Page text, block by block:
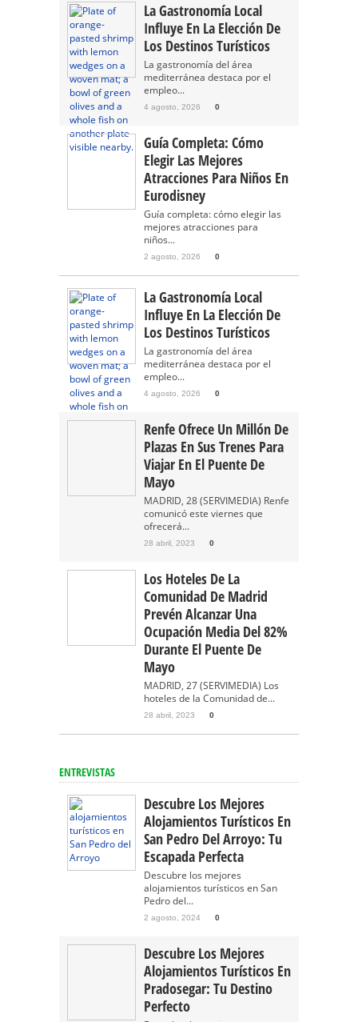
La Gastronomía Local
Influye En La Elección De
Los Destinos Turísticos
La gastronomía del área
mediterránea destaca por el
empleo...
4 agosto, 2026 0
Guía Completa: Cómo
Elegir Las Mejores
Atracciones Para Niños En
Eurodisney
Guía completa: cómo elegir las
mejores atracciones para
niños...
2 agosto, 2026 0
La Gastronomía Local
Influye En La Elección De
Los Destinos Turísticos
La gastronomía del área
mediterránea destaca por el
empleo...
4 agosto, 2026 0
Renfe Ofrece Un Millón De
Plazas En Sus Trenes Para
Viajar En El Puente De
Mayo
MADRID, 28 (SERVIMEDIA) Renfe
comunicó este viernes que
ofrecerá...
28 abril, 2023 0
Los Hoteles De La
Comunidad De Madrid
Prevén Alcanzar Una
Ocupación Media Del 82%
Durante El Puente De
Mayo
MADRID, 27 (SERVIMEDIA) Los
hoteles de la Comunidad de...
28 abril, 2023 0
ENTREVISTAS
Descubre Los Mejores
Alojamientos Turísticos En
San Pedro Del Arroyo: Tu
Escapada Perfecta
Descubre los mejores
alojamientos turísticos en San
Pedro del...
2 agosto, 2024 0
Descubre Los Mejores
Alojamientos Turísticos En
Pradosegar: Tu Destino
Perfecto